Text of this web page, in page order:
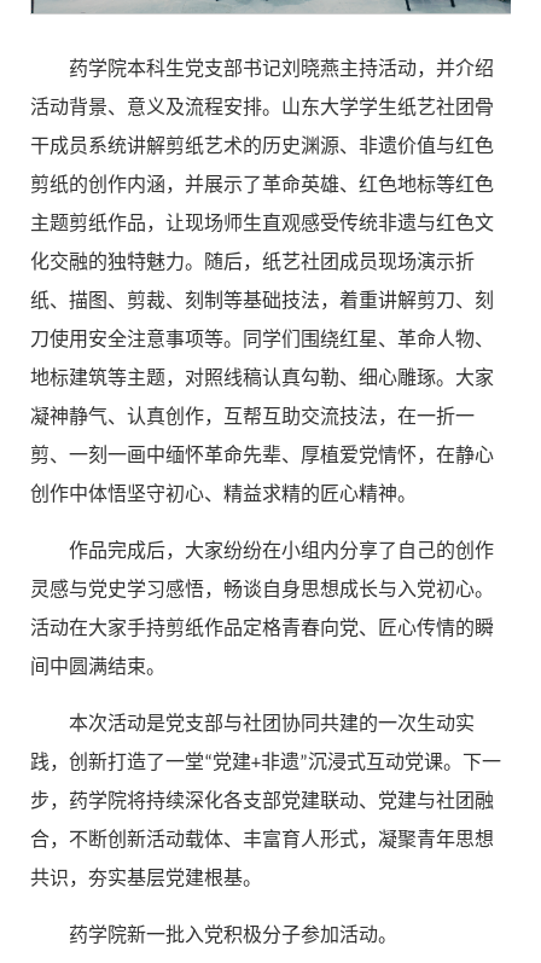
药学院本科生党支部书记刘晓燕主持活动，并介绍
活动背景、意义及流程安排。山东大学学生纸艺社团骨
干成员系统讲解剪纸艺术的历史渊源、非遗价值与红色
剪纸的创作内涵，并展示了革命英雄、红色地标等红色
主题剪纸作品，让现场师生直观感受传统非遗与红色文
化交融的独特魅力。随后，纸艺社团成员现场演示折
纸、描图、剪裁、刻制等基础技法，着重讲解剪刀、刻
刀使用安全注意事项等。同学们围绕红星、革命人物、
地标建筑等主题，对照线稿认真勾勒、细心雕琢。大家
凝神静气、认真创作，互帮互助交流技法，在一折一
剪、一刻一画中缅怀革命先辈、厚植爱党情怀，在静心
创作中体悟坚守初心、精益求精的匠心精神。
作品完成后，大家纷纷在小组内分享了自己的创作
灵感与党史学习感悟，畅谈自身思想成长与入党初心。
活动在大家手持剪纸作品定格青春向党、匠心传情的瞬
间中圆满结束。
本次活动是党支部与社团协同共建的一次生动实
践，创新打造了一堂“党建+非遗”沉浸式互动党课。下一
步，药学院将持续深化各支部党建联动、党建与社团融
合，不断创新活动载体、丰富育人形式，凝聚青年思想
共识，夯实基层党建根基。
药学院新一批入党积极分子参加活动。